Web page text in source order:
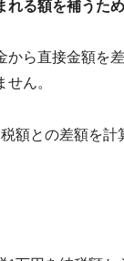
れる額を補うた
から直接金額を
ん。
額との差額を